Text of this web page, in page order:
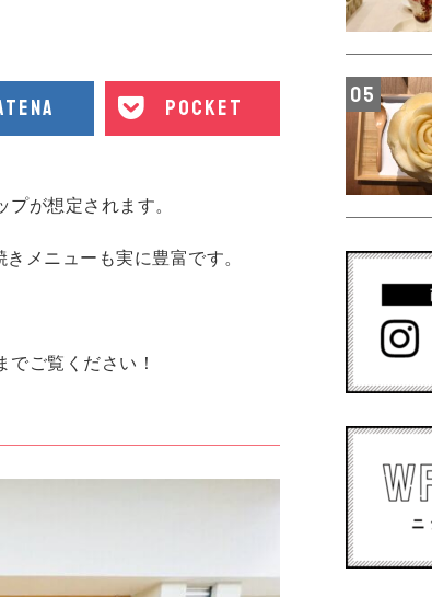
pocket
が想定されます。
メニューも実に豊富です。
ご覧ください！